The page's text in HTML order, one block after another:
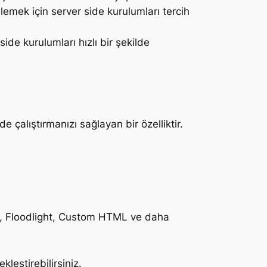
için server side kurulumları tercih
kurulumları hızlı bir şekilde
sağlayan bir özelliktir.
Floodlight, Custom HTML ve daha